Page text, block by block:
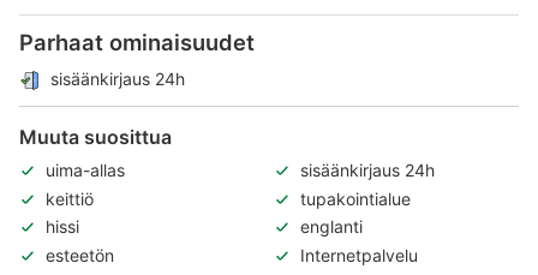
Parhaat ominaisuudet
sisäänkirjaus 24h
Muuta suosittua
uima-allas
sisäänkirjaus 24h
keittiö
tupakointialue
hissi
englanti
esteetön
Internetpalvelu